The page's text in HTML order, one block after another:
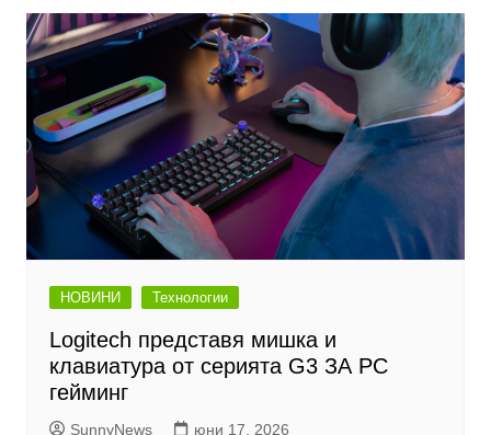
НОВИНИ Технологии
Logitech представя мишка и
клавиатура от серията G3 ЗА PC
гейминг
SunnyNews юни 17, 2026